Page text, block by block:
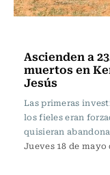
Ascienden a
muertos en
Jesús
Las primeras
los fieles eran
quisieran
Jueves 18 de mayo